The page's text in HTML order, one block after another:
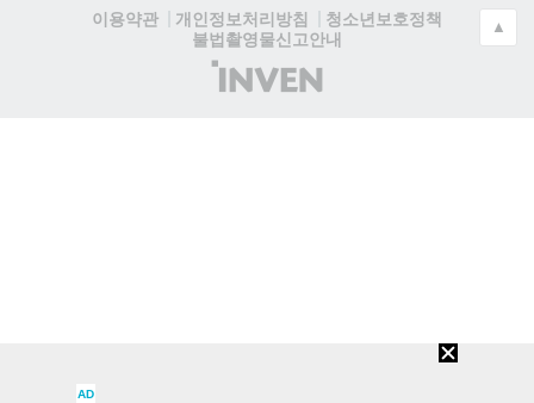
이용약관
개인정보처리방침
청소년보호정책
불법촬영물신고안내
(주)
인
▲
AD